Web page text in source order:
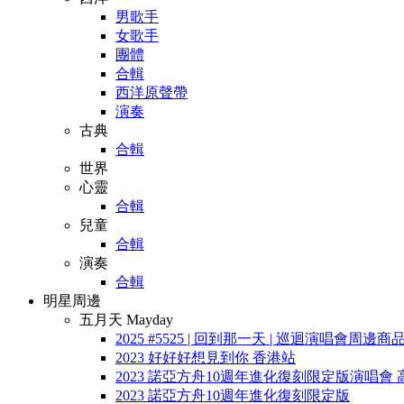
男歌手
女歌手
團體
合輯
西洋原聲帶
演奏
古典
合輯
世界
心靈
合輯
兒童
合輯
演奏
合輯
明星周邊
五月天 Mayday
2025 #5525 | 回到那一天 | 巡迴演唱會周邊商品
2023 好好好想見到你 香港站
2023 諾亞方舟10週年進化復刻限定版演唱會
2023 諾亞方舟10週年進化復刻限定版